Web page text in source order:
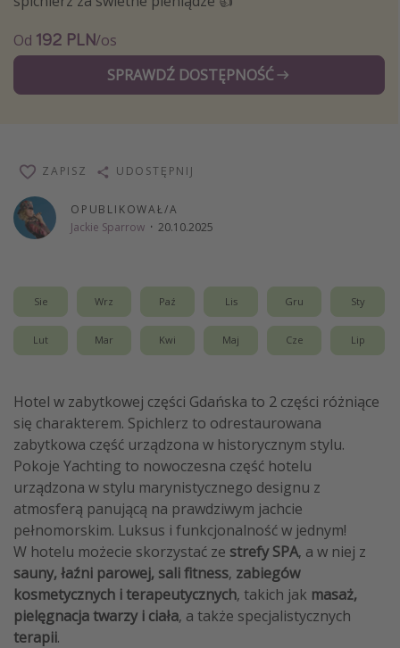
Wakacje Last Minute
Wakacje All Inclusive
Wakacje do 1000 PLN
Wakacje z dziećmi
City Break
Hotele SPA i wellness
Sylwester za granicą
Wyjazdy na Majówkę
Wszystkie
Newsy, ciekawostki, porady podróżnicze
Najlepsze aplikacje podróżnicze
Kalendarz podróży
Od 192 PLN/os
SPRAWDŹ DOSTĘPNOŚĆ
OPUBLIKOWAŁ/A
Jackie Sparrow · 20.10.2025
ZAPISZ UDOSTĘPNIJ
Sie Wrz Paź Lis Gru Sty
Lut Mar Kwi Maj Cze Lip
Hotel w zabytkowej części Gdańska to 2 części różniące
się charakterem. Spichlerz to odrestaurowana
zabytkowa część urządzona w historycznym stylu.
Pokoje Yachting to nowoczesna część hotelu
urządzona w stylu marynistycznego designu z
atmosferą panującą na prawdziwym jachcie
pełnomorskim. Luksus i funkcjonalność w jednym!
W hotelu możecie skorzystać ze strefy SPA, a w niej z
sauny, łaźni parowej, sali fitness, zabiegów
kosmetycznych i terapeutycznych, takich jak masaż,
pielęgnacja twarzy i ciała, a także specjalistycznych
terapii.